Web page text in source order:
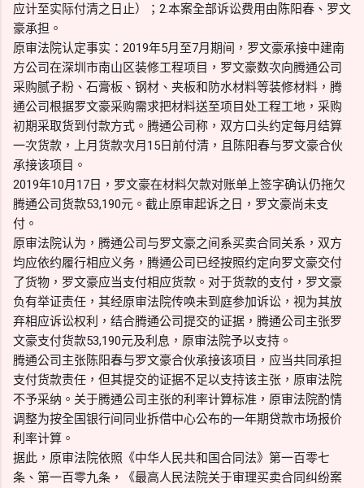
应计至实际付清之日止）；2.本案全部诉讼费用由陈阳春、罗文
豪承担。
原审法院认定事实：2019年5月至7月期间，罗文豪承接中建南
方公司在深圳市南山区装修工程项目，罗文豪数次向腾通公司
采购腻子粉、石膏板、钢材、夹板和防水材料等装修材料，腾
通公司根据罗文豪采购需求把材料送至项目处工程工地，采购
初期采取货到付款方式。腾通公司称，双方口头约定每月结算
一次货款，上月货款次月15日前付清，且陈阳春与罗文豪合伙
承接该项目。
2019年10月17日，罗文豪在材料欠款对账单上签字确认仍拖欠
腾通公司货款53,190元。截止原审起诉之日，罗文豪尚未支
付。
原审法院认为，腾通公司与罗文豪之间系买卖合同关系，双方
均应依约履行相应义务，腾通公司已经按照约定向罗文豪交付
了货物，罗文豪应当支付相应货款。对于货款的支付，罗文豪
负有举证责任，其经原审法院传唤未到庭参加诉讼，视为其放
弃相应诉讼权利，结合腾通公司提交的证据，腾通公司主张罗
文豪支付货款53,190元及利息，原审法院予以支持。
腾通公司主张陈阳春与罗文豪合伙承接该项目，应当共同承担
支付货款责任，但其提交的证据不足以支持该主张，原审法院
不予采纳。关于腾通公司主张的利率计算标准，原审法院酌情
调整为按全国银行间同业拆借中心公布的一年期贷款市场报价
利率计算。
据此，原审法院依照《中华人民共和国合同法》第一百零七
条、第一百零九条，《最高人民法院关于审理买卖合同纠纷案